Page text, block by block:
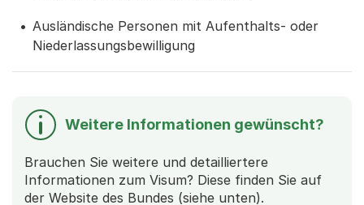
Ausländische Personen mit Aufenthalts- oder
Niederlassungsbewilligung
Weitere Informationen gewünscht?
Brauchen Sie weitere und detailliertere
Informationen zum Visum? Diese finden Sie auf
der Website des Bundes (siehe unten).